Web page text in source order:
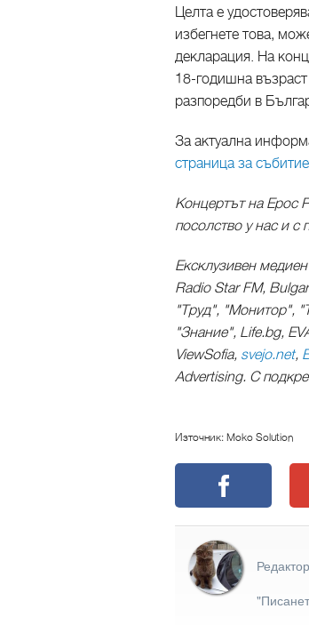
Целта е
избегнете това,
декларация. На
18-годишна
разпоредби в
За актуална
страница за
Концертът на Ерос
посолство у нас и с
Ексклузивен
Radio Star FM,
"Труд", "Монитор",
"Знание", Life.bg,
ViewSofia, svejo.net,
Advertising. С
Източник: Moko Solution
Редактор